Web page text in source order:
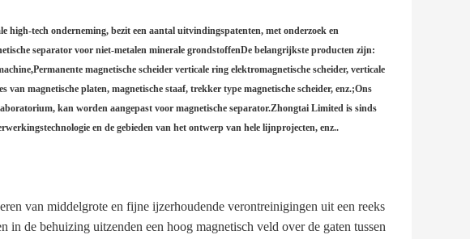
tech onderneming, bezit een aantal uitvindingspatenten, met onderzoek en
separator voor niet-metalen minerale grondstoffenDe belangrijkste producten zijn:
magnetische scheider verticale ring elektromagnetische scheider, verticale
van magnetische platen, magnetische staaf, trekker type magnetische scheider, enz.;Ons
kan worden aangepast voor magnetische separator.Zhongtai Limited is sinds
en de gebieden van het ontwerp van hele lijnprojecten, enz..
van middelgrote en fijne ijzerhoudende verontreinigingen uit een reeks
in de behuizing uitzenden een hoog magnetisch veld over de gaten tussen